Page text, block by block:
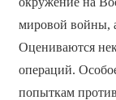
мировой войны,
Оцениваются
операций.
попыткам